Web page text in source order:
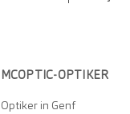
MCOPTIC-OPTIKER
Optiker in Genf